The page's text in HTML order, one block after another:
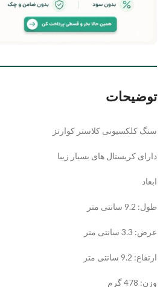
توضیحات
سنگ کلکسیونی کلاستر کوارتز
دارای کریستال های بسیار زیبا
ابعاد
طول: 9.2 سانتی متر
عرض: 3.3 سانتی متر
ارتفاع: 9.2 سانتی متر
وزن: 478 گرم